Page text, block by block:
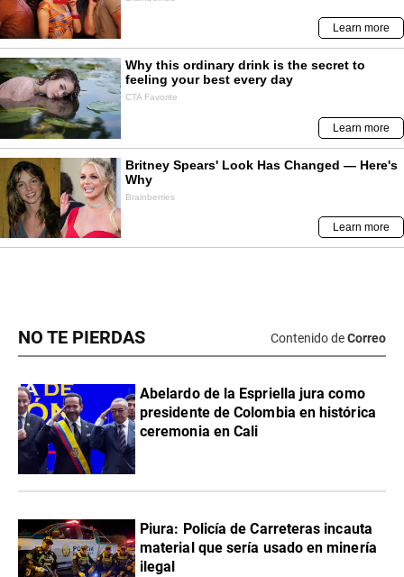
NO TE PIERDAS Contenido deCorreo
Abelardo de la Espriella jura como
presidente de Colombia en histórica
ceremonia en Cali
Piura: Policía de Carreteras incauta
material que sería usado en minería
ilegal